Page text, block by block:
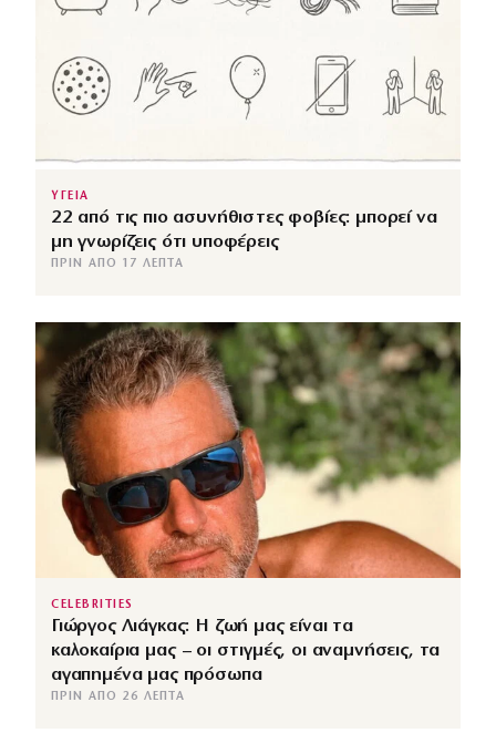
ΥΓΕΙΑ
22 από τις πιο ασυνήθιστες φοβίες: μπορεί να
μη γνωρίζεις ότι υποφέρεις
ΠΡΙΝ ΑΠΌ 17 ΛΕΠΤΆ
CELEBRITIES
Γιώργος Λιάγκας: Η ζωή μας είναι τα
καλοκαίρια μας – οι στιγμές, οι αναμνήσεις, τα
αγαπημένα μας πρόσωπα
ΠΡΙΝ ΑΠΌ 26 ΛΕΠΤΆ